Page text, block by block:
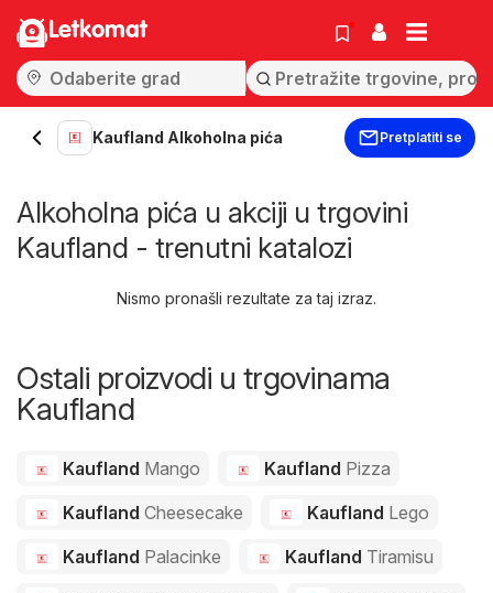
Letkomat
Kaufland Alkoholna pića Pretplatiti se
Alkoholna pića u akciji u trgovini
Kaufland - trenutni katalozi
Nismo pronašli rezultate za taj izraz.
Ostali proizvodi u trgovinama
Kaufland
Kaufland Mango Kaufland Pizza
Kaufland Cheesecake Kaufland Lego
Kaufland Palacinke Kaufland Tiramisu